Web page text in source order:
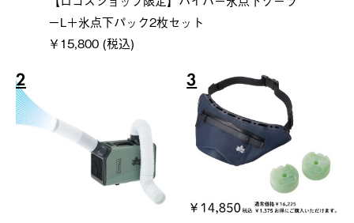
ーL＋氷点下パック2枚セット
￥15,800 (税込)
2 3